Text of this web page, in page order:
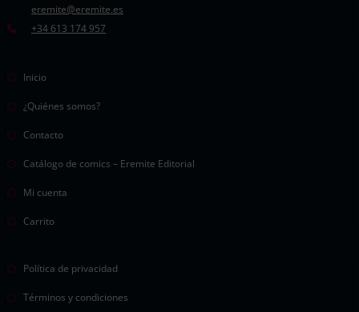
eremite@eremite.es
+34 613 174 957
Inicio
¿Quiénes somos?
Contacto
Catálogo de comics – Eremite Editorial
Mi cuenta
Carrito
Política de privacidad
Términos y condiciones